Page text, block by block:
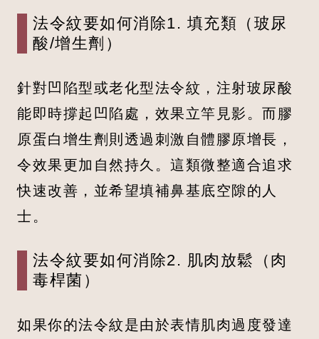
法令紋要如何消除1. 填充類（玻尿
酸/增生劑）
針對凹陷型或老化型法令紋，注射玻尿酸
能即時撐起凹陷處，效果立竿見影。而膠
原蛋白增生劑則透過刺激自體膠原增長，
令效果更加自然持久。這類微整適合追求
快速改善，並希望填補鼻基底空隙的人
士。
法令紋要如何消除2. 肌肉放鬆（肉
毒桿菌）
如果你的法令紋是由於表情肌肉過度發達